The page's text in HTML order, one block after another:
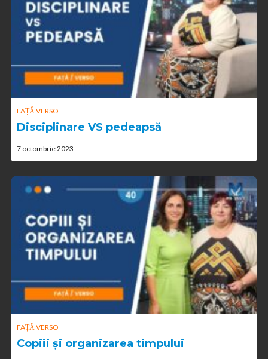
FAȚĂ VERSO
Disciplinare VS pedeapsă
7 octombrie 2023
FAȚĂ VERSO
Copiii și organizarea timpului